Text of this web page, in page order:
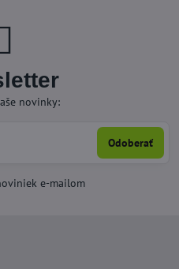
novinky:
Odoberať
e-mailom